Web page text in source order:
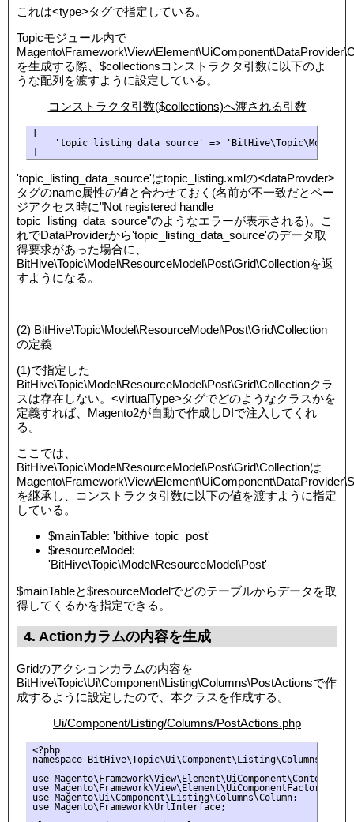
これは<type>タグで指定している。
Topicモジュール内で
を生成する際、$collectionsコンストラクタ引数に以下のよ
うな配列を渡すように設定している。
コンストラクタ引数($collections)へ渡される引数
[
'topic_listing_data_source' =>
]
'topic_listing_data_source'はtopic_listing.xmlの<dataProvder>
タグのname属性の値と合わせておく(名前が不一致だとペー
ジアクセス時に"Not registered handle
topic_listing_data_source"のようなエラーが表示される)。こ
れでDataProviderから'topic_listing_data_source'のデータ取
得要求があった場合に、
BitHive\Topic\Model\ResourceModel\Post\Grid\Collectionを返
すようになる。
(2) BitHive\Topic\Model\ResourceModel\Post\Grid\Collection
の定義
(1)で指定した
BitHive\Topic\Model\ResourceModel\Post\Grid\Collectionクラ
スは存在しない。<virtualType>タグでどのようなクラスかを
定義すれば、Magento2が自動で作成しDIで注入してくれ
る。
ここでは、
BitHive\Topic\Model\ResourceModel\Post\Grid\Collectionは
を継承し、コンストラクタ引数に以下の値を渡すように指定
している。
$mainTable: 'bithive_topic_post'
$resourceModel:
'BitHive\Topic\Model\ResourceModel\Post'
$mainTableと$resourceModelでどのテーブルからデータを取
得してくるかを指定できる。
4. Actionカラムの内容を生成
Gridのアクションカラムの内容を
BitHive\Topic\Ui\Component\Listing\Columns\PostActionsで作
成するように設定したので、本クラスを作成する。
Ui/Component/Listing/Columns/PostActions.php
<?php
namespace BitHive\Topic\Ui\Component\Listing\Columns;
use
use Magento\Framework\View\Element\UiComponentFactory;
use Magento\Ui\Component\Listing\Columns\Column;
use Magento\Framework\UrlInterface;